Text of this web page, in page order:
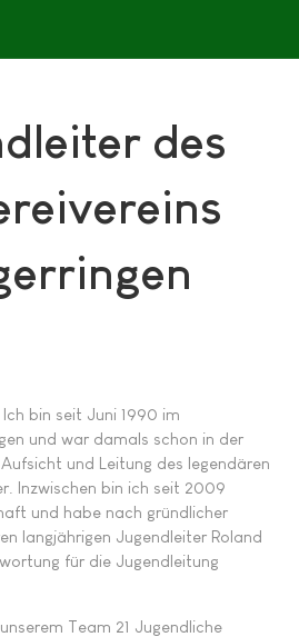
des
bin seit Juni 1990 im
und war damals schon in der
und Leitung des legendären
Inzwischen bin ich seit 2009
und habe nach gründlicher
langjährigen Jugendleiter Roland
für die Jugendleitung
Team 21 Jugendliche